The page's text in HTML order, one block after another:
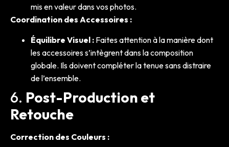
mis en valeur dans vos photos.
Coordination des Accessoires :
Équilibre Visuel : Faites attention à la manière dont
les accessoires s’intègrent dans la composition
globale. Ils doivent compléter la tenue sans distraire
de l’ensemble.
6. Post-Production et
Retouche
Correction des Couleurs :